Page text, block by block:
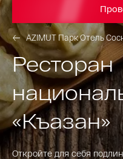
AZIMUT Парк Отель
Ресторан
«Къазан»
Откройте для себя